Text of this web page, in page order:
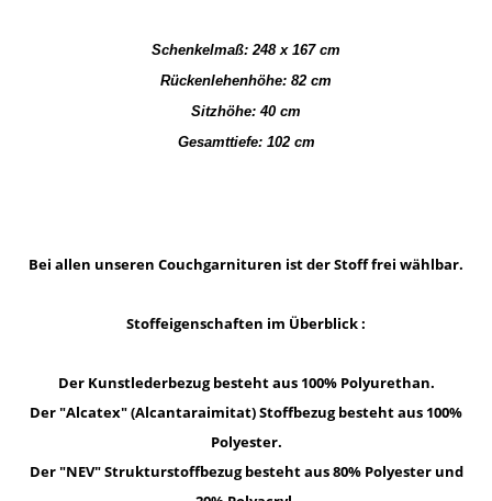
Schenkelmaß: 248 x 167 cm
Rückenlehenhöhe: 82 cm
Sitzhöhe: 40 cm
Gesamttiefe: 102 cm
Bei allen unseren Couchgarnituren ist der Stoff frei wählbar.
Stoffeigenschaften im Überblick :
Der Kunstlederbezug besteht aus 100% Polyurethan.
Der "Alcatex" (Alcantaraimitat) Stoffbezug besteht aus 100%
Polyester.
Der "NEV" Strukturstoffbezug besteht aus 80% Polyester und